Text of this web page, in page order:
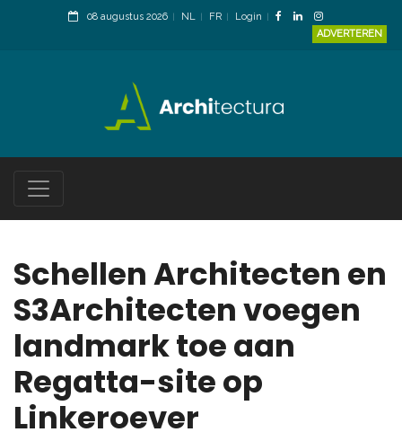
08 augustus 2026 NL FR
Login
ADVERTEREN
Schellen Architecten en
S3Architecten voegen
landmark toe aan
Regatta-site op
Linkeroever